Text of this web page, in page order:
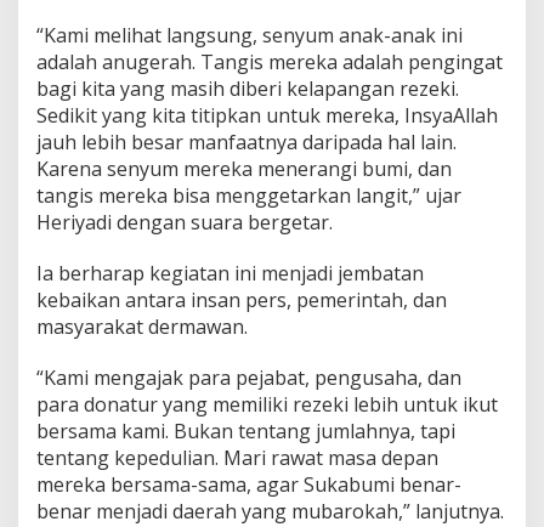
“Kami melihat langsung, senyum anak-anak ini
adalah anugerah. Tangis mereka adalah pengingat
bagi kita yang masih diberi kelapangan rezeki.
Sedikit yang kita titipkan untuk mereka, InsyaAllah
jauh lebih besar manfaatnya daripada hal lain.
Karena senyum mereka menerangi bumi, dan
tangis mereka bisa menggetarkan langit,” ujar
Heriyadi dengan suara bergetar.
Ia berharap kegiatan ini menjadi jembatan
kebaikan antara insan pers, pemerintah, dan
masyarakat dermawan.
“Kami mengajak para pejabat, pengusaha, dan
para donatur yang memiliki rezeki lebih untuk ikut
bersama kami. Bukan tentang jumlahnya, tapi
tentang kepedulian. Mari rawat masa depan
mereka bersama-sama, agar Sukabumi benar-
benar menjadi daerah yang mubarokah,” lanjutnya.